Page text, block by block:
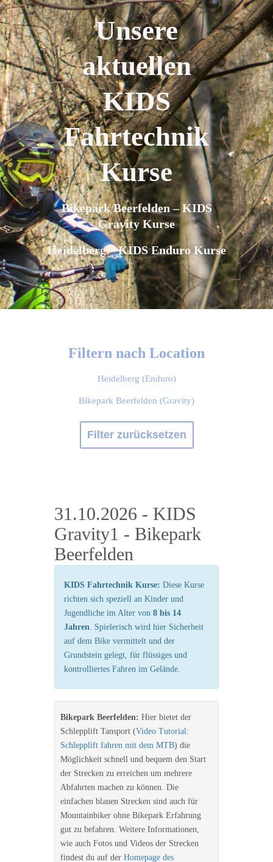
Unsere
aktuellen
KIDS
Fahrtechnik
Kurse
Bikepark Beerfelden – KIDS
Gravity Kurse
Heidelberg – KIDS Enduro Kurse
Filtern nach Location
Heidelberg (Enduro)
Bikepark Beerfelden (Gravity)
Filter zurücksetzen
31.10.2026 - KIDS
Gravity1 - Bikepark
Beerfelden
KIDS Fahrtechnik Kurse: Diese Kurse
richten sich speziell an Kinder und
Jugendliche im Alter von 8 bis 14
Jahren. Spielerisch wird hier Sicherheit
auf dem Bike vermittelt und der
Grundstein gelegt, für flüssiges und
kontrolliertes Fahren im Gelände.
Bikepark Beerfelden: Hier bietet der
Schlepplift Tansport (Video Tutorial:
Schlepplift fahren mit dem MTB) die
Möglichkeit schnell und bequem den Start
der Strecken zu erreichen um mehrere
Abfahrten machen zu können. Die
einfachen blauen Strecken sind auch für
Mountainbiker ohne Bikepark Erfahrung
gut zu befahren. Weitere Informationen,
wie auch Fotos und Videos der Strecken
findest du auf der Homepage des